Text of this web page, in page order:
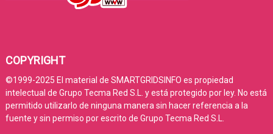
COPYRIGHT
©1999-2025 El material de SMARTGRIDSINFO es propiedad
intelectual de Grupo Tecma Red S.L. y está protegido por ley. No está
permitido utilizarlo de ninguna manera sin hacer referencia a la
fuente y sin permiso por escrito de Grupo Tecma Red S.L.